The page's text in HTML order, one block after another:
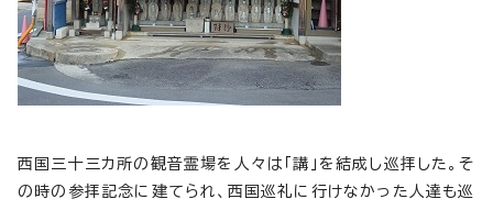
西国三十三カ所の観音霊場を人々は「講」を結成し巡拝した。そ
の時の参拝記念に建てられ、西国巡礼に行けなかった人達も巡